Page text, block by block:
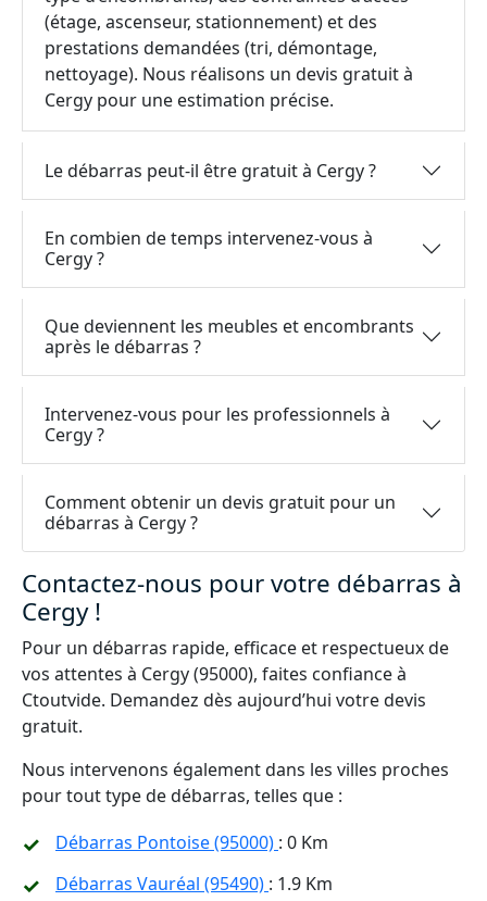
(étage, ascenseur, stationnement) et des
prestations demandées (tri, démontage,
nettoyage). Nous réalisons un devis gratuit à
Cergy pour une estimation précise.
Le débarras peut-il être gratuit à Cergy ?
En combien de temps intervenez-vous à
Cergy ?
Que deviennent les meubles et encombrants
après le débarras ?
Intervenez-vous pour les professionnels à
Cergy ?
Comment obtenir un devis gratuit pour un
débarras à Cergy ?
Contactez-nous pour votre débarras à
Cergy !
Pour un débarras rapide, efficace et respectueux de
vos attentes à Cergy (95000), faites confiance à
Ctoutvide. Demandez dès aujourd’hui votre devis
gratuit.
Nous intervenons également dans les villes proches
pour tout type de débarras, telles que :
Débarras Pontoise (95000) : 0 Km
Débarras Vauréal (95490) : 1.9 Km